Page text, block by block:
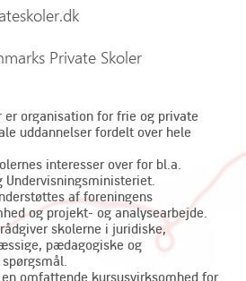
Private Skoler
er organisation for frie og private
uddannelser fordelt over hele
interesser over for bl.a.
Undervisningsministeriet.
af foreningens
og projekt- og analysearbejde.
skolerne i juridiske,
pædagogiske og
omfattende kursusvirksomhed for